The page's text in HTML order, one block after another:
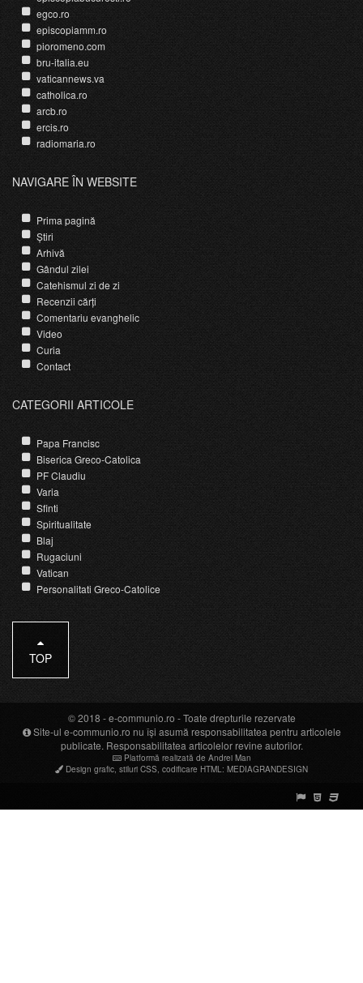
egco.ro
episcopiamm.ro
pioromeno.com
bru-italia.eu
vaticannews.va
catholica.ro
arcb.ro
ercis.ro
radiomaria.ro
NAVIGARE ÎN WEBSITE
Prima pagină
Știri
Arhivă
Gândul zilei
Catehismul zi de zi
Recenzii cărți
Comentariu evanghelic
Video
Curia
Contact
CATEGORII ARTICOLE
Papa Francisc
Biserica Greco-Catolica
PF Claudiu
Varia
Sfinti
Spiritualitate
Blaj
Rugaciuni
Vatican
Personalitati Greco-Catolice
TOP
© 2018 -e-communio.ro - Toate drepturile rezervate
Site-ul e-communio.ro nu își asumă responsabilitatea pentru articolele
publicate. Responsabilitatea articolelor revine autorilor.
Platformă realizată de Andrei Man
Design grafic stiluri CSS codificare HTML : MEDIAGRANDESIGN